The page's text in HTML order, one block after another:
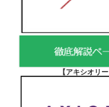
【アキシオリー